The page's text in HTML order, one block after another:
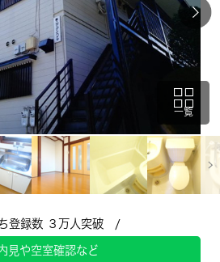
一覧
登録数 ３万人突破 /
見や空室確認など